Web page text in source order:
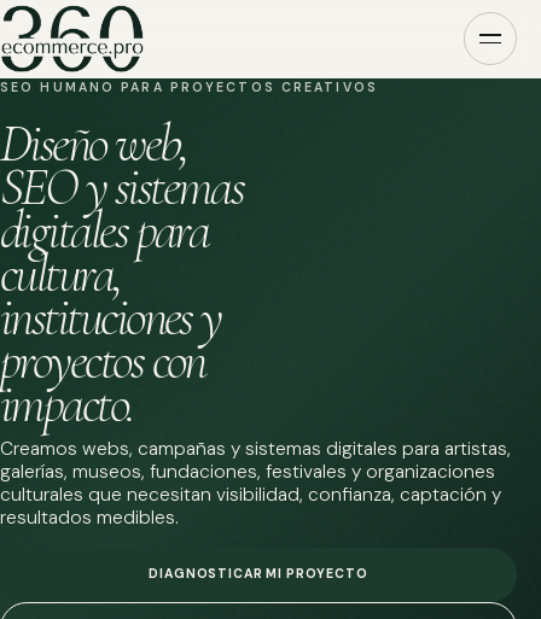
SEO HUMANO PARA PROYECTOS CREATIVOS
Diseño web,
SEO y sistemas
digitales para
cultura,
instituciones y
proyectos con
impacto.
Creamos webs, campañas y sistemas digitales para artistas,
galerías, museos, fundaciones, festivales y organizaciones
culturales que necesitan visibilidad, confianza, captación y
resultados medibles.
DIAGNOSTICAR MI PROYECTO